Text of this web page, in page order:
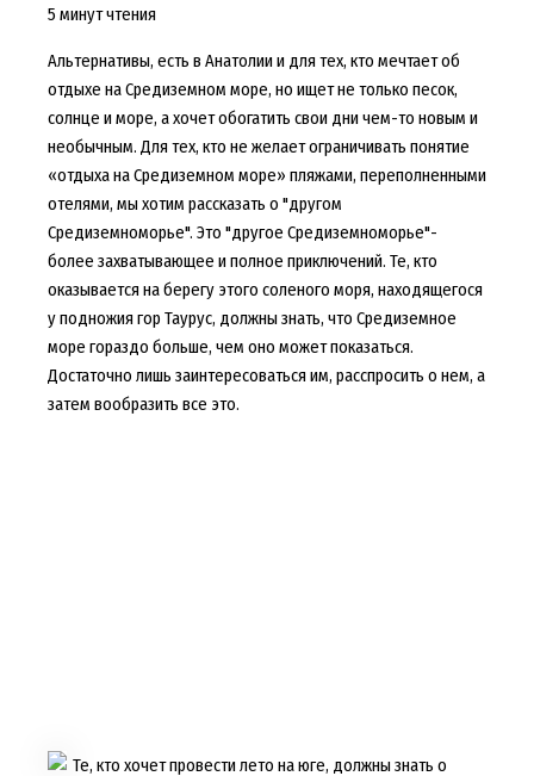
5 минут чтения
Альтернативы, есть в Анатолии и для тех, кто мечтает об
отдыхе на Средиземном море, но ищет не только песок,
солнце и море, а хочет обогатить свои дни чем-то новым и
необычным. Для тех, кто не желает ограничивать понятие
«отдыха на Средиземном море» пляжами, переполненными
отелями, мы хотим рассказать о "другом
Средиземноморье". Это "другое Средиземноморье"-
более захватывающее и полное приключений. Те, кто
оказывается на берегу этого соленого моря, находящегося
у подножия гор Таурус, должны знать, что Средиземное
море гораздо больше, чем оно может показаться.
Достаточно лишь заинтересоваться им, расспросить о нем, а
затем вообразить все это.
Те, кто хочет провести лето на юге, должны знать о